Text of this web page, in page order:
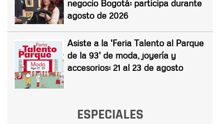
negocio Bogotá: participa durante
agosto de 2026
Asiste a la 'Feria Talento al Parque
de la 93' de moda, joyería y
accesorios: 21 al 23 de agosto
ESPECIALES